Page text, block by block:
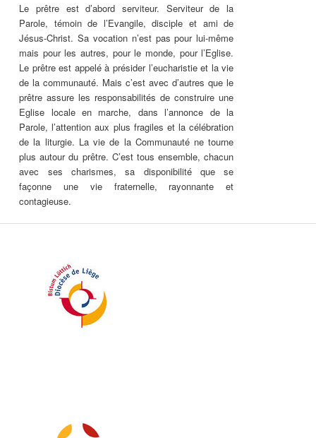
Le prêtre est d’abord serviteur. Serviteur de la
Parole, témoin de l’Evangile, disciple et ami de
Jésus-Christ. Sa vocation n’est pas pour lui-même
mais pour les autres, pour le monde, pour l’Eglise.
Le prêtre est appelé à présider l’eucharistie et la vie
de la communauté. Mais c’est avec d’autres que le
prêtre assure les responsabilités de construire une
Eglise locale en marche, dans l’annonce de la
Parole, l’attention aux plus fragiles et la célébration
de la liturgie. La vie de la Communauté ne tourne
plus autour du prêtre. C’est tous ensemble, chacun
avec ses charismes, sa disponibilité que se
façonne une vie fraternelle, rayonnante et
contagieuse.